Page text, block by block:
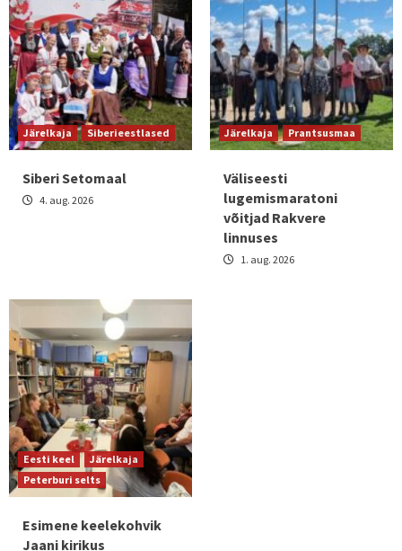
Järelkaja Siberieestlased
Siberi Setomaal
4. aug. 2026
Järelkaja Prantsusmaa
Väliseesti
lugemismaratoni
võitjad Rakvere
linnuses
1. aug. 2026
Eesti keel
Järelkaja
Peterburi selts
Esimene keelekohvik
Jaani kirikus